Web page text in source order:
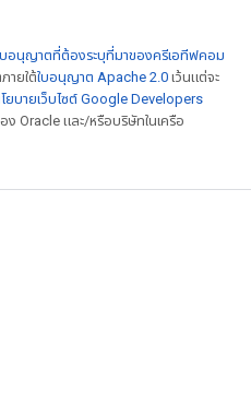
บอนุญาตที่ต้องระบุที่มาของครีเอทีฟคอม
ายใต้ใบอนุญาต Apache 2.0 เว้นแต่จะ
ยบายเว็บไซต์ Google Developers
ง Oracle และ/หรือบริษัทในเครือ